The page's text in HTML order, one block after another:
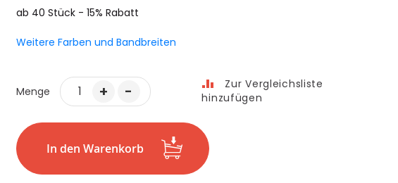
ab 40 Stück - 15% Rabatt
Weitere Farben und Bandbreiten
Menge -
+
In den Warenkorb
Zur Vergleichsliste
hinzufügen